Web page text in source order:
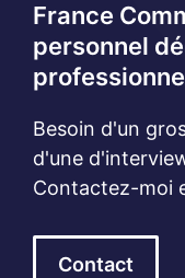
France
personnel
Besoin d'un
d'une
Contactez-moi
Contact